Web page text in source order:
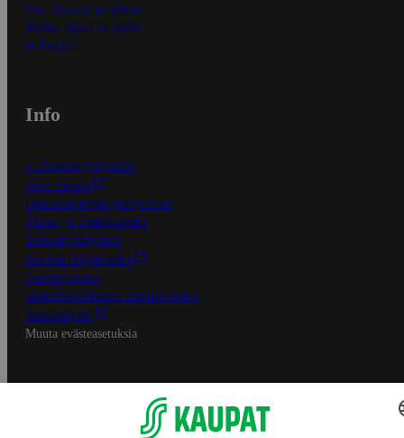
Näin tilaat ja muokkaat
Kaikki ohjeet ja vinkit
In English
Info
S-Business yrityksille
Oiva-raportit
Osuuskauppojen yhteystiedot
Tilaus- ja toimitusehdot
Tietosuojakäytäntö
Palvelun käyttöehdot
Saavutettavuus
Mobiilisovelluksen saavutettavuus
Mainostajalle
Muuta evästeasetuksia
S-ryhmän palvelut